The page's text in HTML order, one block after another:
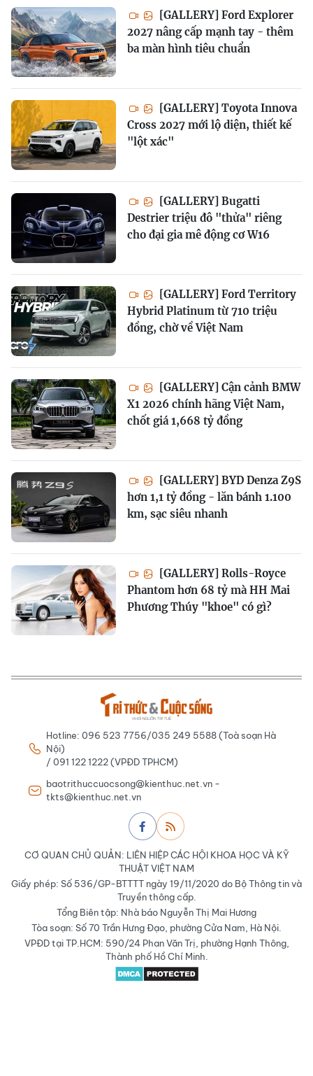
[GALLERY] Ford Explorer
2027 nâng cấp mạnh tay - thêm
ba màn hình tiêu chuẩn
[GALLERY] Toyota Innova
Cross 2027 mới lộ diện, thiết kế
"lột xác"
[GALLERY] Bugatti
Destrier triệu đô "thửa" riêng
cho đại gia mê động cơ W16
[GALLERY] Ford Territory
Hybrid Platinum từ 710 triệu
đồng, chờ về Việt Nam
[GALLERY] Cận cảnh BMW
X1 2026 chính hãng Việt Nam,
chốt giá 1,668 tỷ đồng
[GALLERY] BYD Denza Z9S
hơn 1,1 tỷ đồng - lăn bánh 1.100
km, sạc siêu nhanh
[GALLERY] Rolls-Royce
Phantom hơn 68 tỷ mà HH Mai
Phương Thúy "khoe" có gì?
Hotline: 096 523 7756/035 249 5588 (Toà soạn Hà
Nội)
/ 091 122 1222 (VPĐD TPHCM)
baotrithuccuocsong@kienthuc.net.vn -
tkts@kienthuc.net.vn
CƠ QUAN CHỦ QUẢN: LIÊN HIỆP CÁC HỘI KHOA HỌC VÀ KỸ
THUẬT VIỆT NAM
Giấy phép: Số 536/GP-BTTTT ngày 19/11/2020 do Bộ Thông tin và
Truyền thông cấp.
Tổng Biên tập: Nhà báo Nguyễn Thị Mai Hương
Tòa soạn: Số 70 Trần Hưng Đạo, phường Cửa Nam, Hà Nội.
VPĐD tại TP.HCM: 590/24 Phan Văn Trị, phường Hạnh Thông,
Thành phố Hồ Chí Minh.